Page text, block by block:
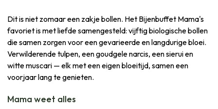
Dit is niet zomaar een zakje bollen. Het Bijenbuffet Mama's
favoriet is met liefde samengesteld: vijftig biologische bollen
die samen zorgen voor een gevarieerde en langdurige bloei.
Verwilderende tulpen, een goudgele narcis, een sierui en
witte muscari — elk met een eigen bloeitijd, samen een
voorjaar lang te genieten.
Mama weet alles